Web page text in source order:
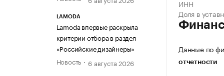
LAMODA
Lamoda впервые раскрыла
критерии отбора в раздел
«Российские дизайнеры»
Новость
6 августа 2026
ИНН
Доля в
Данные по
отчетности